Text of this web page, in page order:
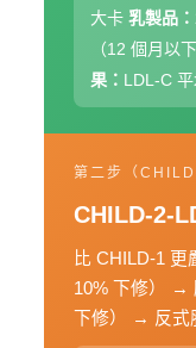
大卡 乳製品：
（12 個月以
果： LDL-C
第二步（
CHILD-2-
比 CHILD-1 更
10% 下修）
→
下修）
→ 反式